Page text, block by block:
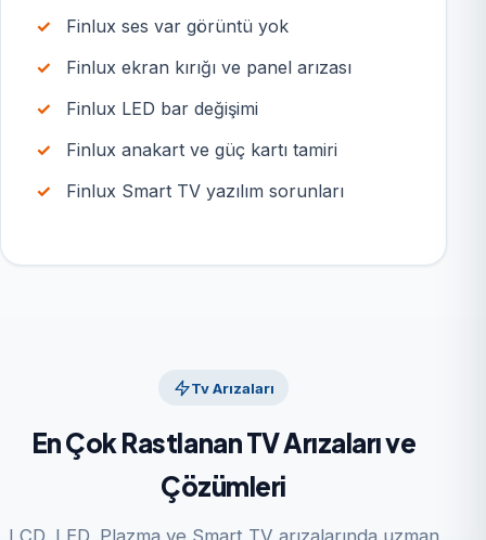
Finlux ses var görüntü yok
Finlux ekran kırığı ve panel arızası
Finlux LED bar değişimi
Finlux anakart ve güç kartı tamiri
Finlux Smart TV yazılım sorunları
Tv Arızaları
En Çok Rastlanan TV Arızaları ve
Çözümleri
LCD, LED, Plazma ve Smart TV arızalarında uzman